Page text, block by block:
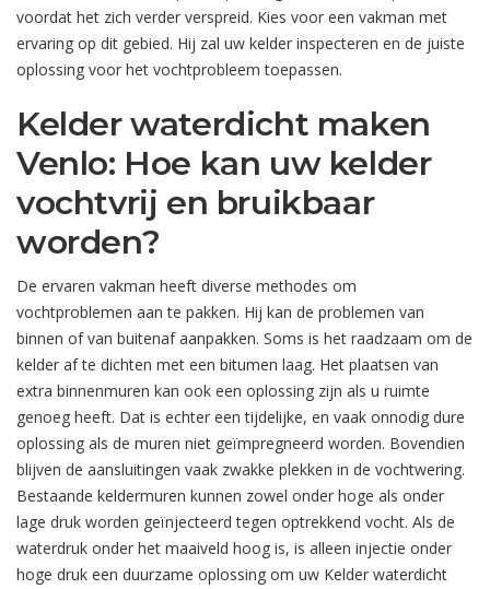
voordat het zich verder verspreid. Kies voor een vakman met
ervaring op dit gebied. Hij zal uw kelder inspecteren en de juiste
oplossing voor het vochtprobleem toepassen.
Kelder waterdicht maken
Venlo: Hoe kan uw kelder
vochtvrij en bruikbaar
worden?
De ervaren vakman heeft diverse methodes om
vochtproblemen aan te pakken. Hij kan de problemen van
binnen of van buitenaf aanpakken. Soms is het raadzaam om de
kelder af te dichten met een bitumen laag. Het plaatsen van
extra binnenmuren kan ook een oplossing zijn als u ruimte
genoeg heeft. Dat is echter een tijdelijke, en vaak onnodig dure
oplossing als de muren niet geïmpregneerd worden. Bovendien
blijven de aansluitingen vaak zwakke plekken in de vochtwering.
Bestaande keldermuren kunnen zowel onder hoge als onder
lage druk worden geïnjecteerd tegen optrekkend vocht. Als de
waterdruk onder het maaiveld hoog is, is alleen injectie onder
hoge druk een duurzame oplossing om uw Kelder waterdicht